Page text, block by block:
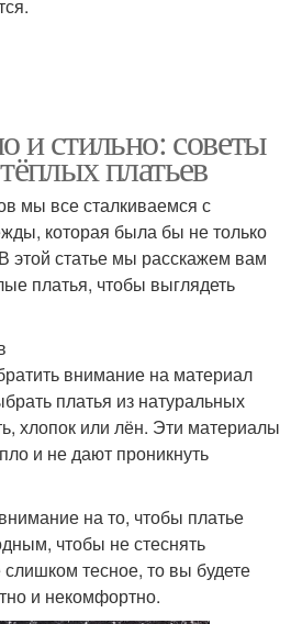
и стильно: советы
платьев
мы все сталкиваемся с
которая была бы не только
этой статье мы расскажем вам
платья, чтобы выглядеть
внимание на материал
платья из натуральных
хлопок или лён. Эти материалы
и не дают проникнуть
на то, чтобы платье
чтобы не стеснять
тесное, то вы будете
и некомфортно.